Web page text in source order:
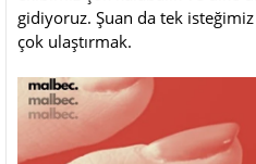
gidiyoruz. Şuan da tek isteğimiz
çok ulaştırmak.